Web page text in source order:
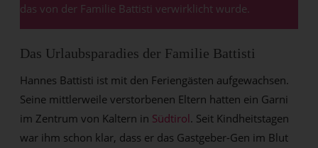
das von der Familie Battisti verwirklicht wurde.
Das Urlaubsparadies der Familie Battisti
Hannes Battisti ist mit den Feriengästen aufgewachsen.
Seine mittlerweile verstorbenen Eltern hatten ein Garni
im Zentrum von Kaltern in Südtirol. Seit Kindheitstagen
war ihm schon klar, dass er das Gastgeber-Gen im Blut